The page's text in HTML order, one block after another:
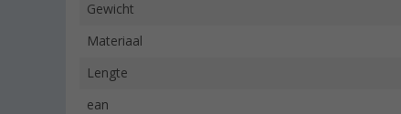
Gewicht
Materiaal
Lengte
ean